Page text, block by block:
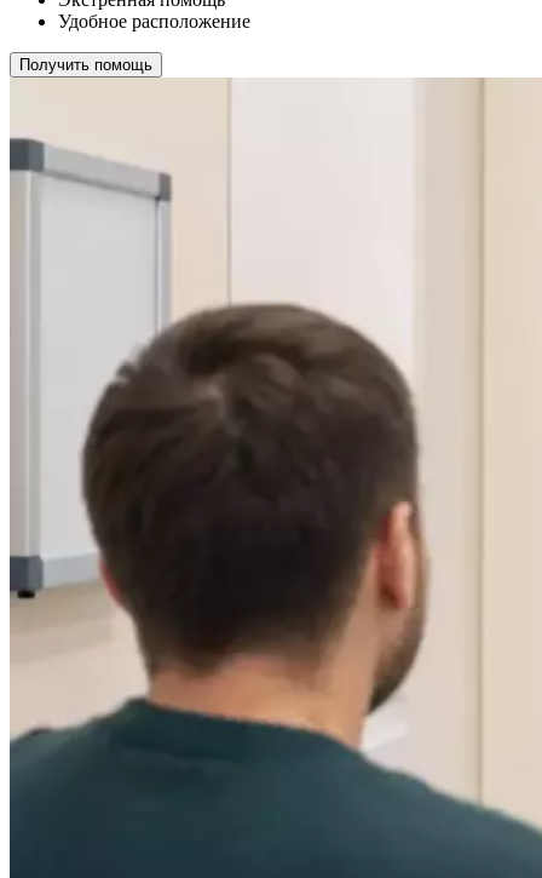
Удобное расположение
Получить помощь